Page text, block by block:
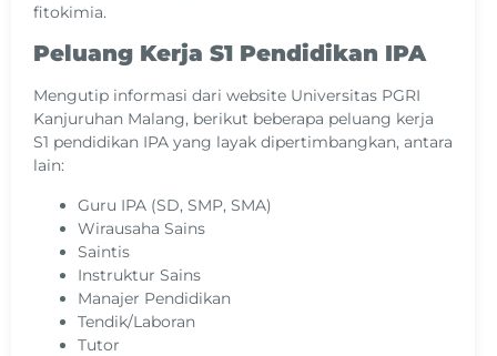
fitokimia.
Peluang Kerja S1 Pendidikan IPA
Mengutip informasi dari website Universitas PGRI
Kanjuruhan Malang, berikut beberapa peluang kerja
S1 pendidikan IPA yang layak dipertimbangkan, antara
lain:
Guru IPA (SD, SMP, SMA)
Wirausaha Sains
Saintis
Instruktur Sains
Manajer Pendidikan
Tendik/Laboran
Tutor